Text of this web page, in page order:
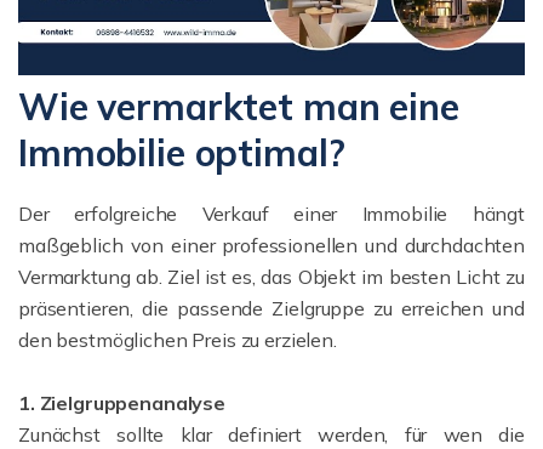
Wie vermarktet man eine
Immobilie optimal?
Der erfolgreiche Verkauf einer Immobilie hängt
maßgeblich von einer professionellen und durchdachten
Vermarktung ab. Ziel ist es, das Objekt im besten Licht zu
präsentieren, die passende Zielgruppe zu erreichen und
den bestmöglichen Preis zu erzielen.
1. Zielgruppenanalyse
Zunächst sollte klar definiert werden, für wen die